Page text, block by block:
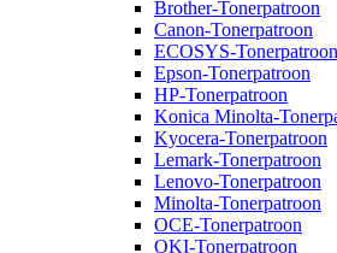
Brother-Tonerpatroon
Canon-Tonerpatroon
ECOSYS-Tonerpatroon
Epson-Tonerpatroon
HP-Tonerpatroon
Konica Minolta-
Kyocera-Tonerpatroon
Lemark-Tonerpatroon
Lenovo-Tonerpatroon
Minolta-Tonerpatroon
OCE-Tonerpatroon
OKI-Tonerpatroon